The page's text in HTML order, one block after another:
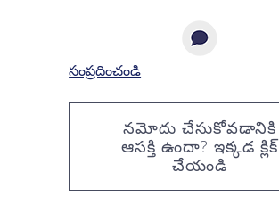
సంప్రదించండి
నమోదు చేసుకోవడానికి
ఆసక్తి ఉందా? ఇక్కడ క్లిక్
చేయండి